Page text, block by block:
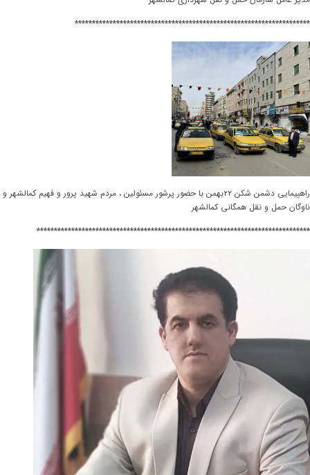
********************************************************************
راهپیمایی دشمن شکن ۲۲بهمن با حضور پرشور مسئولین ، مردم شهید پرور و فهیم کمالشهر و
ناوگان حمل و نقل همگانی کمالشهر
*******************************************************************************